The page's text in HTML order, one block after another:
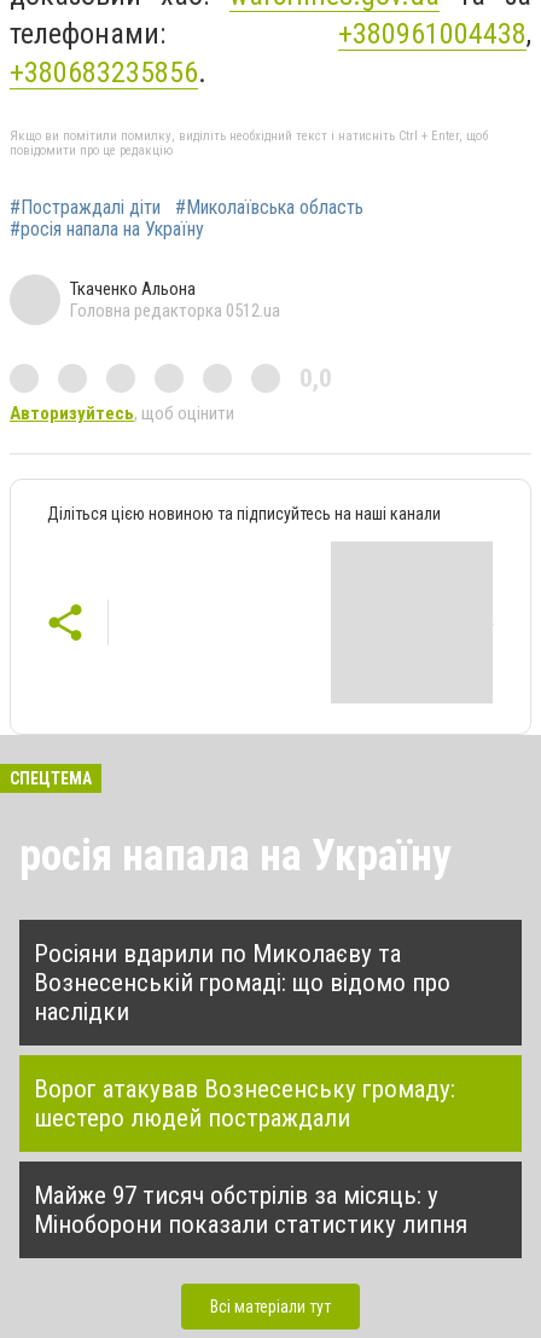
телефонами: +380961004438,
+380683235856.
Якщо ви помітили помилку, виділіть необхідний текст і натисніть Ctrl + Enter, щоб
повідомити про це редакцію
#Постраждалі діти
#Миколаївська область
#росія напала на Україну
Ткаченко Альона
Головна редакторка 0512.ua
0,0
Авторизуйтесь, щоб оцінити
Діліться цією новиною та підписуйтесь на наші канали
СПЕЦТЕМА
росія напала на Україну
Росіяни вдарили по Миколаєву та
Вознесенській громаді: що відомо про
наслідки
Ворог атакував Вознесенську громаду:
шестеро людей постраждали
Майже 97 тисяч обстрілів за місяць: у
Міноборони показали статистику липня
Всі матеріали тут